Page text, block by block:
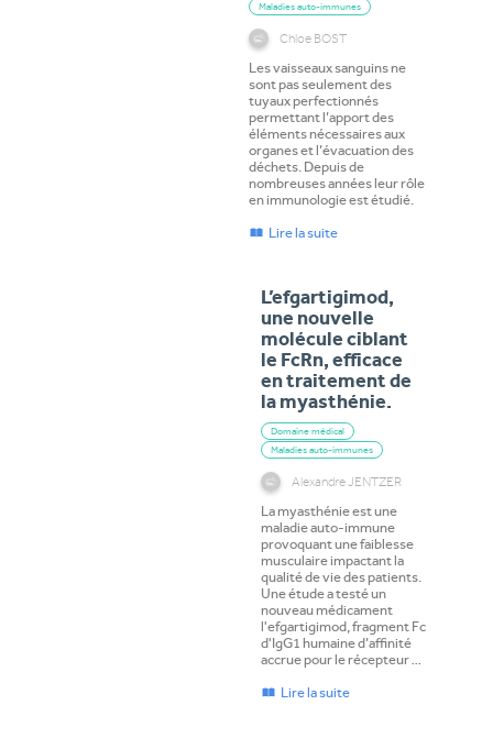
Maladies auto-immunes
Chloe BOST
Les vaisseaux sanguins ne
sont pas seulement des
tuyaux perfectionnés
permettant l’apport des
éléments nécessaires aux
organes et l’évacuation des
déchets. Depuis de
nombreuses années leur rôle
en immunologie est étudié.
Lire la suite
L’efgartigimod,
une nouvelle
molécule ciblant
le FcRn, efficace
en traitement de
la myasthénie.
Domaine médical
Maladies auto-immunes
Alexandre JENTZER
La myasthénie est une
maladie auto-immune
provoquant une faiblesse
musculaire impactant la
qualité de vie des patients.
Une étude a testé un
nouveau médicament
l'efgartigimod, fragment Fc
d'IgG1 humaine d’affinité
accrue pour le récepteur …
Lire la suite